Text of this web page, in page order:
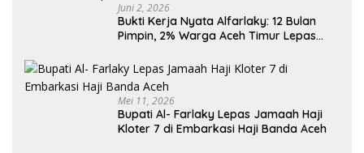
Juni 2, 2026
Bukti Kerja Nyata Alfarlaky: 12 Bulan
Pimpin, 2% Warga Aceh Timur Lepas
Mei 11, 2026
Bupati Al- Farlaky Lepas Jamaah Haji
Kloter 7 di Embarkasi Haji Banda Aceh